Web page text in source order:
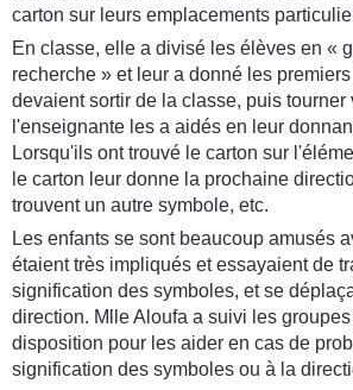
carton sur leurs emplacements
En classe, elle a divisé les élèves en «
recherche » et leur a donné les
devaient sortir de la classe, puis tourner
l'enseignante les a aidés en leur
Lorsqu'ils ont trouvé le carton sur
le carton leur donne la prochaine
trouvent un autre symbole, etc.
Les enfants se sont beaucoup amusés
étaient très impliqués et essayaient de
signification des symboles, et se
direction. Mlle Aloufa a suivi les
disposition pour les aider en cas de
signification des symboles ou à la